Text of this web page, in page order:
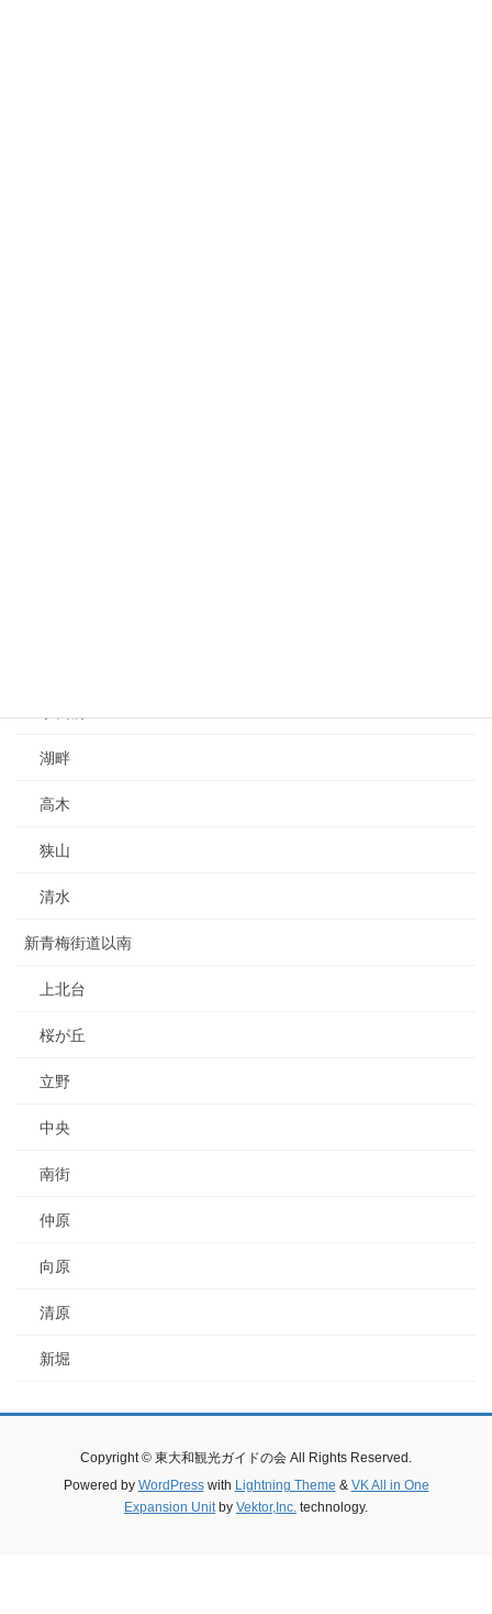
湖畔
高木
狭山
清水
新青梅街道以南
上北台
桜が丘
立野
中央
南街
仲原
向原
清原
新堀
Copyright © 東大和観光ガイドの会 All Rights Reserved.
Powered by WordPresswith Lightning Theme & VK All in One
Expansion Unitby Vektor,Inc. technology.